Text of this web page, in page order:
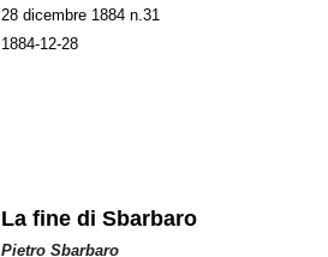
28 dicembre 1884 n.31
1884-12-28
La fine di Sbarbaro
Pietro Sbarbaro